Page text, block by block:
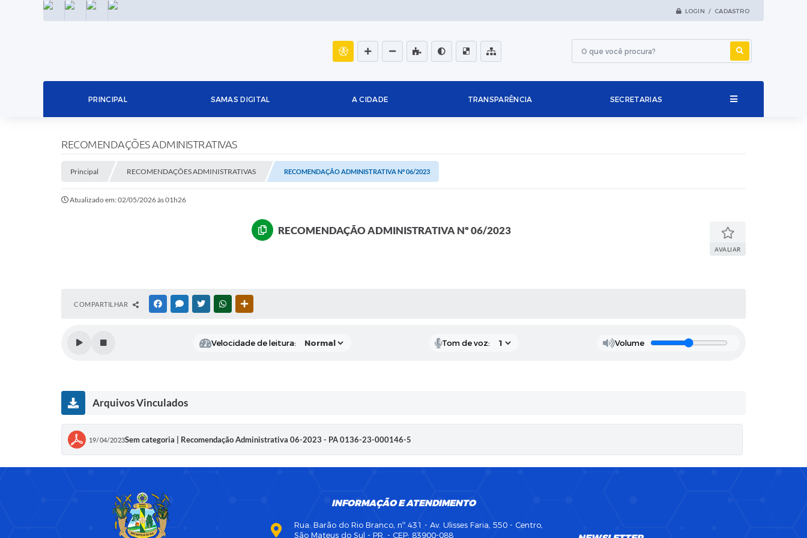
LOGIN / CADASTRO
INSTAGRAMFACEBOOKLINKEDIN
PRINCIPAL SAMAS DIGITAL A CIDADE TRANSPARÊNCIA SECRETARIAS
RECOMENDAÇÕES ADMINISTRATIVAS
Principal RECOMENDAÇÕES ADMINISTRATIVAS RECOMENDAÇÃO ADMINISTRATIVA Nº 06/2023
Atualizado em: 02/05/2026 às 01h26
RECOMENDAÇÃO ADMINISTRATIVA Nº 06/2023
AVALIAR
COMPARTILHAR FACEBOOKMESSENGER
TWITTERWHATSAPP
Velocidade de leitura: Tom de voz: Volume
Arquivos Vinculados
19/04/2023Sem categoria | Recomendação Administrativa 06-2023 - PA 0136-23-000146-5
INFORMAÇÃO E ATENDIMENTO
Rua: Barão do Rio Branco, nº 431 - Av. Ulisses Faria, 550 - Centro,
São Mateus do Sul - PR. - CEP: 83900-088